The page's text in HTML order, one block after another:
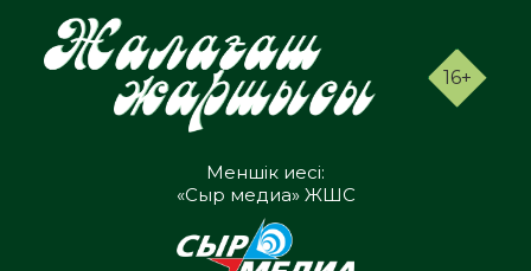
16+
Меншік иесі:
«Сыр медиа» ЖШС